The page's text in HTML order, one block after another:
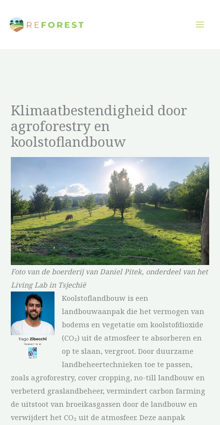
naar
inhoud
Klimaatbestendigheid door
agroforestry en
koolstoflandbouw
Foto van de boerderij van Daniel Pitek, onderdeel van het
Living Lab in Tsjechië
Koolstoflandbouw is een
landbouwaanpak die het vermogen van
bodems en vegetatie om koolstofdioxide
(CO₂) uit de atmosfeer te absorberen en
op te slaan, vergroot. Door duurzame
landbeheertechnieken toe te passen,
zoals agroforestry, cover cropping, no-till landbouw en
verbeterd graslandbeheer, vermindert carbon farming
de uitstoot van broeikasgassen door de landbouw en
verwijdert het CO₂ uit de atmosfeer. Deze aanpak